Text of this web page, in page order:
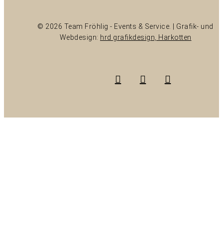
© 2026 Team Fröhlig - Events & Service. | Grafik- und
Webdesign: hrd grafikdesign, Harkotten